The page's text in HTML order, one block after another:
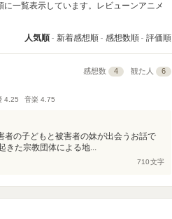
一覧表示しています。レビューンアニメ
人気順 新着感想順 感想数順 評価順
感想数 4 観た人 6
4.25 音楽 4.75
の子どもと被害者の妹が出会うお話で
きた宗教団体による地...
710文字